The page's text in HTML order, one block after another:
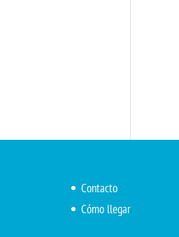
Contacto
Cómo llegar